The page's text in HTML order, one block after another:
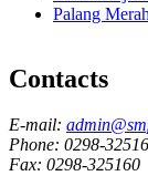
Palang
Contacts
E-mail:
Phone: 0298-
Fax: 0298-325160